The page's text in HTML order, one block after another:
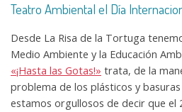
Teatro Ambiental el Día
Desde La Risa de la Tortuga
Medio Ambiente y la Educación
«¡Hasta las Gotas!» trata, de la
problema de los plásticos y
estamos orgullosos de decir que el